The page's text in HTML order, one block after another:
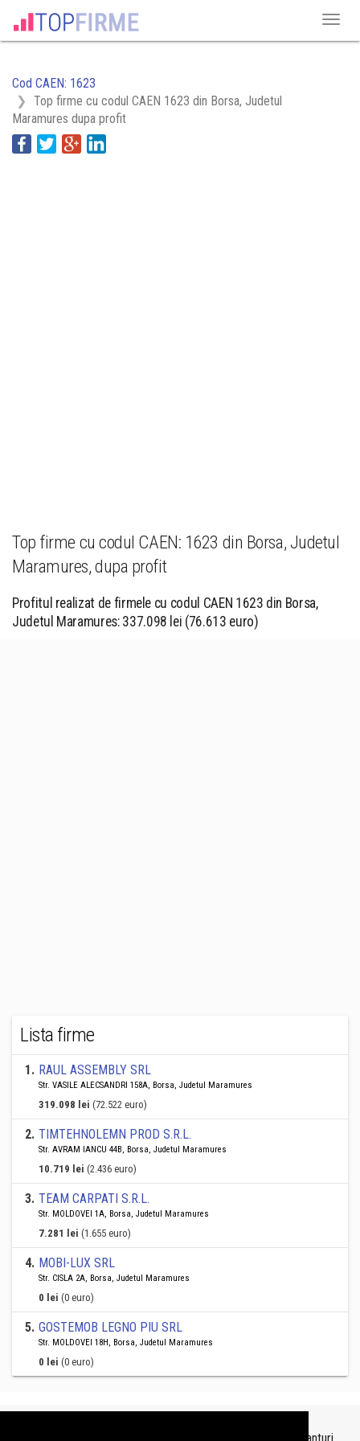
Cod CAEN: 1623
Top firme cu codul CAEN 1623 din Borsa, Judetul
Maramures dupa profit
Top firme cu codul CAEN: 1623 din Borsa, Judetul
Maramures, dupa profit
Profitul realizat de firmele cu codul CAEN 1623 din Borsa,
Judetul Maramures: 337.098 lei (76.613 euro)
Lista firme
1. RAUL ASSEMBLY SRL
Str. VASILE ALECSANDRI 158A, Borsa, Judetul Maramures
319.098 lei (72.522 euro)
2. TIMTEHNOLEMN PROD S.R.L.
Str. AVRAM IANCU 44B, Borsa, Judetul Maramures
10.719 lei (2.436 euro)
3. TEAM CARPATI S.R.L.
Str. MOLDOVEI 1A, Borsa, Judetul Maramures
7.281 lei (1.655 euro)
4. MOBI-LUX SRL
Str. CISLA 2A, Borsa, Judetul Maramures
0 lei (0 euro)
5. GOSTEMOB LEGNO PIU SRL
Str. MOLDOVEI 18H, Borsa, Judetul Maramures
0 lei (0 euro)